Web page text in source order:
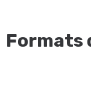
Formats